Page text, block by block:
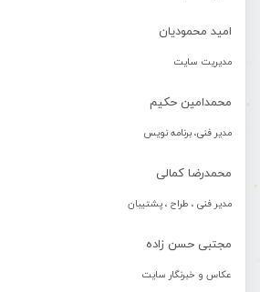
امید محمودیان
مدیریت سایت
محمدامین حکیم
مدیر فنی، برنامه نویس
محمدرضا کمالی
مدیر فنی ، طراح ، پشتیبان
مجتبی حسن زاده
عکاس و خبرنگار سایت